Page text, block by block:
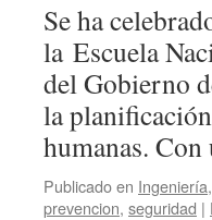
Se ha
la Escuela
del Gobierno
la
humanas.
Publicado en Ingeniería,
prevencion, seguridad |